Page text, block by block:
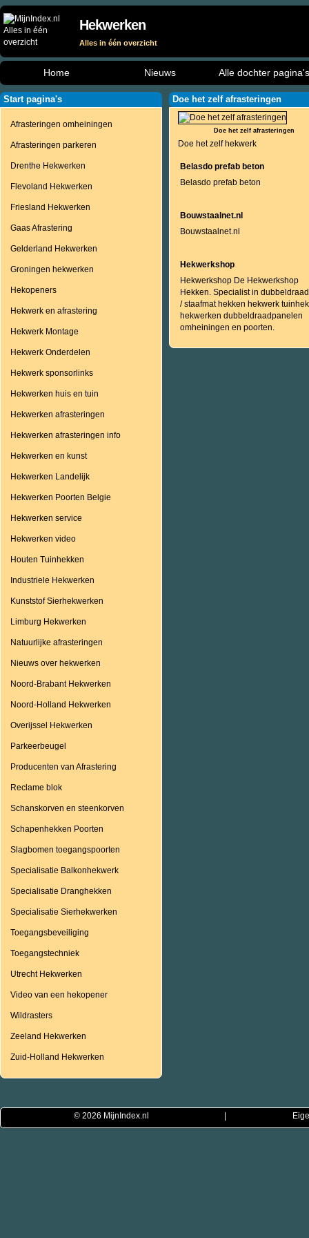
Hekwerken
Alles in één overzicht
Home Nieuws Alle dochter pagina's
Start pagina's
Afrasteringen omheiningen
Afrasteringen parkeren
Drenthe Hekwerken
Flevoland Hekwerken
Friesland Hekwerken
Gaas Afrastering
Gelderland Hekwerken
Groningen hekwerken
Hekopeners
Hekwerk en afrastering
Hekwerk Montage
Hekwerk Onderdelen
Hekwerk sponsorlinks
Hekwerken huis en tuin
Hekwerken afrasteringen
Hekwerken afrasteringen info
Hekwerken en kunst
Hekwerken Landelijk
Hekwerken Poorten Belgie
Hekwerken service
Hekwerken video
Houten Tuinhekken
Industriele Hekwerken
Kunststof Sierhekwerken
Limburg Hekwerken
Natuurlijke afrasteringen
Nieuws over hekwerken
Noord-Brabant Hekwerken
Noord-Holland Hekwerken
Overijssel Hekwerken
Parkeerbeugel
Producenten van Afrastering
Reclame blok
Schanskorven en steenkorven
Schapenhekken Poorten
Slagbomen toegangspoorten
Specialisatie Balkonhekwerk
Specialisatie Dranghekken
Specialisatie Sierhekwerken
Toegangsbeveiliging
Toegangstechniek
Utrecht Hekwerken
Video van een hekopener
Wildrasters
Zeeland Hekwerken
Zuid-Holland Hekwerken
Doe het zelf afrasteringen
Doe het zelf afrasteringen
Doe het zelf hekwerk
Belasdo prefab beton
Belasdo prefab beton
Bouwstaalnet.nl
Bouwstaalnet.nl
Hekwerkshop
Hekwerkshop De Hekwerkshop
Hekken. Specialist in
/ staafmat hekken hekwerk tuinhek
hekwerken dubbeldraadpanelen
omheiningen en poorten.
© 2026 MijnIndex.nl